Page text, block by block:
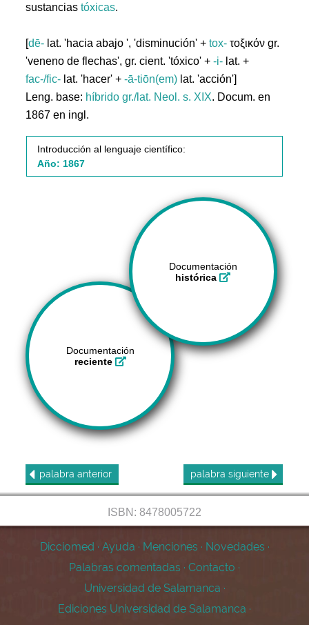
sustanciastóxicas.
[dē- lat. 'hacia abajo ', 'disminución' +tox- τοξικόν gr.
'veneno de flechas', gr. cient. 'tóxico' +-i- lat. +
fac-/fic- lat. 'hacer' +-ā-tiōn(em) lat. 'acción']
Leng. base: híbrido gr./lat. Neol. s. XIX. Docum. en
1867 en ingl.
Introducción al lenguaje científico:
Año: 1867
Documentación
histórica
Documentación
reciente
palabra anterior palabra siguiente
ISBN: 8478005722
Dicciomed · Ayuda · Menciones · Novedades ·
Palabras comentadas · Contacto ·
Universidad de Salamanca ·
Ediciones Universidad de Salamanca ·